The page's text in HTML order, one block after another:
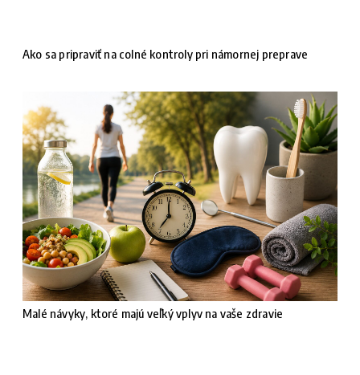
Ako sa pripraviť na colné kontroly pri námornej preprave
Malé návyky, ktoré majú veľký vplyv na vaše zdravie